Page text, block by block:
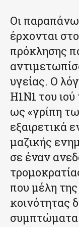
Οι
έρχονται
πρόκλησης
υγείας. Ο
Η1Ν1 του
ως «γρίπη
εξαιρετικά
μαζικής
σε έναν
που μέλη
κοινότητας
συμπτώματα